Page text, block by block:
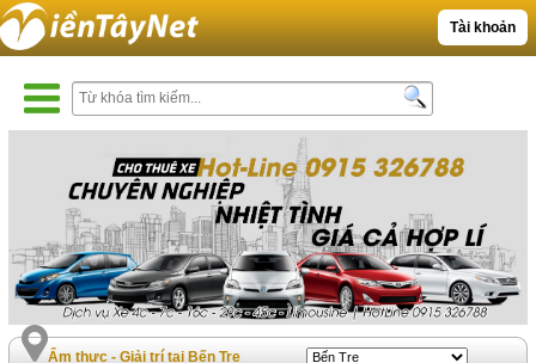
Tài khoản
Ẩm thực - Giải trí tại Bến Tre